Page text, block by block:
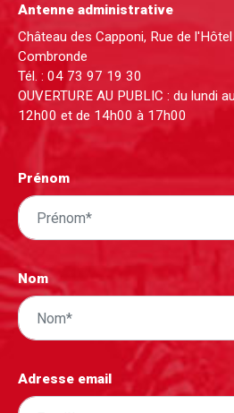
Antenne administrative
Château des Capponi, Rue de
Combronde
Tél. : 04 73 97 19 30
OUVERTURE AU PUBLIC : du lundi
12h00 et de 14h00 à 17h00
Prénom
Nom
Adresse email